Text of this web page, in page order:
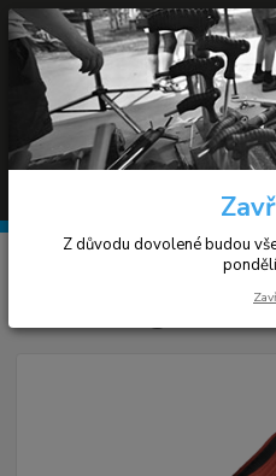
+420 608 030 119
(Po-Pá 9-17h)
Rex Omega
Z důvodu dovolené budou